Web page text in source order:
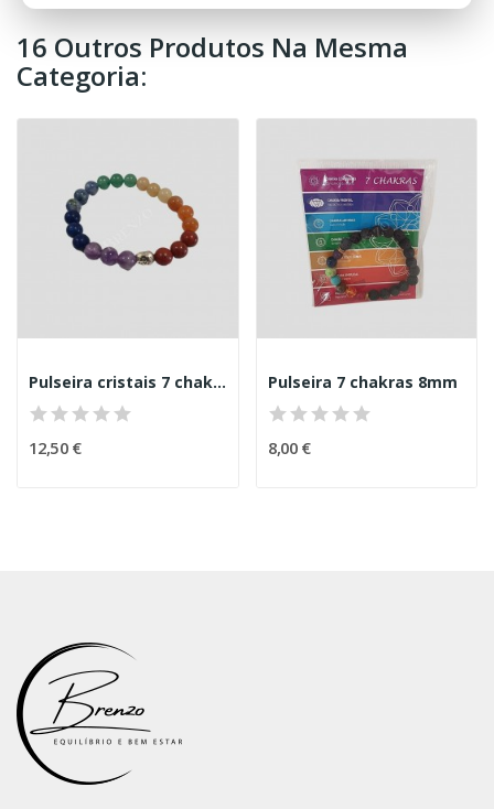
16 Outros Produtos Na Mesma
Categoria:
Pulseira cristais 7 chakras 8mm
12,50 €
Pulseira 7 chakras 8mm
8,00 €